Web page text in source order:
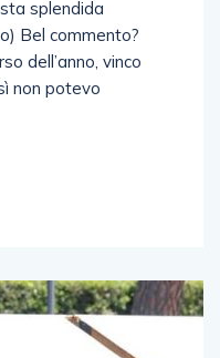
splendida
Bel commento?
dell’anno, vinco
non potevo